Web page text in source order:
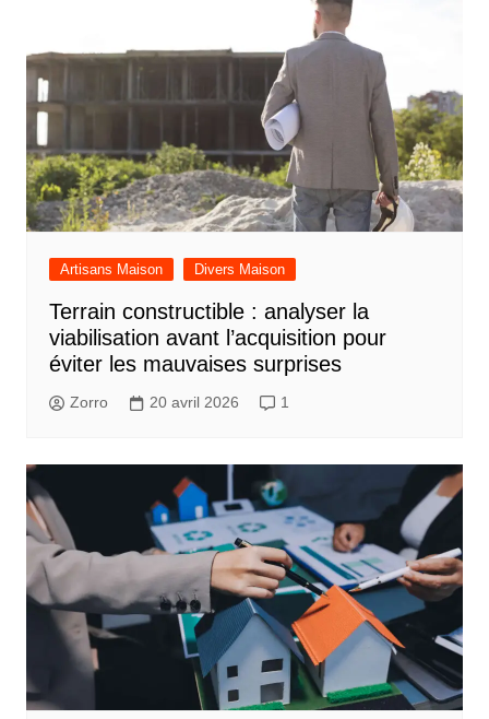
Artisans Maison Divers Maison
Terrain constructible : analyser la
viabilisation avant l’acquisition pour
éviter les mauvaises surprises
Zorro 20 avril 2026 1